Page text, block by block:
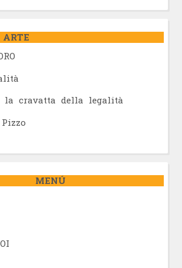
la cravatta della legalità
MENÚ